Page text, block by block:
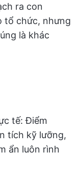
ra con
tổ chức, nhưng
là khác
tế: Điểm
tích kỹ lưỡng,
ẩn luôn rình